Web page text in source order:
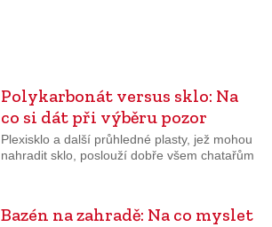
Polykarbonát versus sklo: Na
co si dát při výběru pozor
Plexisklo a další průhledné plasty, jež mohou
nahradit sklo, poslouží dobře všem chatařům
Bazén na zahradě: Na co myslet